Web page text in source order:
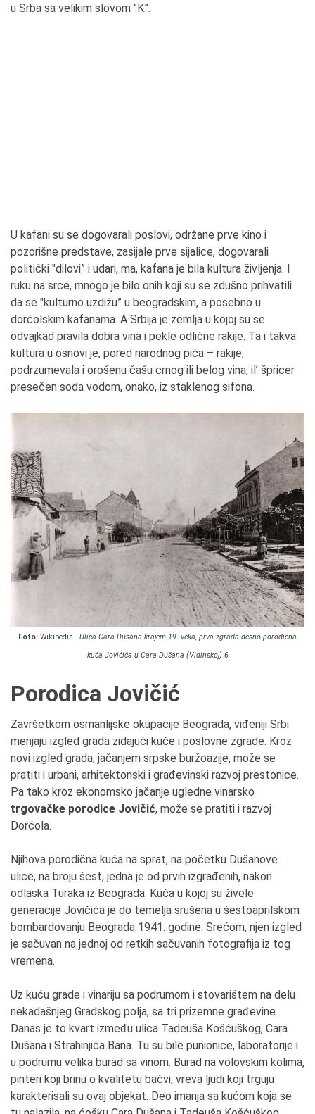
u Srba sa velikim slovom "K”.
U kafani su se dogovarali poslovi, održane prve kino i
pozorišne predstave, zasijale prve sijalice, dogovarali
politički "dilovi” i udari, ma, kafana je bila kultura življenja. I
ruku na srce, mnogo je bilo onih koji su se zdušno prihvatili
da se "kulturno uzdižu” u beogradskim, a posebno u
dorćolskim kafanama. A Srbija je zemlja u kojoj su se
odvajkad pravila dobra vina i pekle odlične rakije. Ta i takva
kultura u osnovi je, pored narodnog pića – rakije,
podrzumevala i orošenu čašu crnog ili belog vina, il’ špricer
presečen soda vodom, onako, iz staklenog sifona.
Foto: Wikipedia - Ulica Cara Dušana krajem 19. veka, prva zgrada desno porodična
kuća Jovićića u Cara Dušana (Vidinskoj) 6
Porodica Jovičić
Završetkom osmanlijske okupacije Beograda, viđeniji Srbi
menjaju izgled grada zidajući kuće i poslovne zgrade. Kroz
novi izgled grada, jačanjem srpske buržoazije, može se
pratiti i urbani, arhitektonski i građevinski razvoj prestonice.
Pa tako kroz ekonomsko jačanje ugledne vinarsko
trgovačke porodice Jovičić, može se pratiti i razvoj
Dorćola.
Njihova porodična kuća na sprat, na početku Dušanove
ulice, na broju šest, jedna je od prvih izgrađenih, nakon
odlaska Turaka iz Beograda. Kuća u kojoj su živele
generacije Jovičića je do temelja srušena u šestoaprilskom
bombardovanju Beograda 1941. godine. Srećom, njen izgled
je sačuvan na jednoj od retkih sačuvanih fotografija iz tog
vremena.
Uz kuću grade i vinariju sa podrumom i stovarištem na delu
nekadašnjeg Gradskog polja, sa tri prizemne građevine.
Danas je to kvart između ulica Tadeuša Košćuškog, Cara
Dušana i Strahinjića Bana. Tu su bile punionice, laboratorije i
u podrumu velika burad sa vinom. Burad na volovskim kolima,
pinteri koji brinu o kvalitetu bačvi, vreva ljudi koji trguju
karakterisali su ovaj objekat. Deo imanja sa kućom koja se